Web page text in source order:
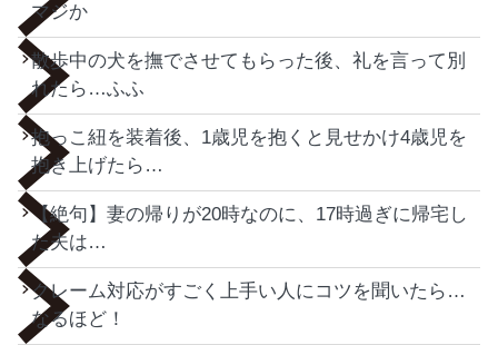
マジか
散歩中の犬を撫でさせてもらった後、礼を言って別
れたら…ふふ
抱っこ紐を装着後、1歳児を抱くと見せかけ4歳児を
抱き上げたら…
【絶句】妻の帰りが20時なのに、17時過ぎに帰宅し
た夫は…
クレーム対応がすごく上手い人にコツを聞いたら…
なるほど！